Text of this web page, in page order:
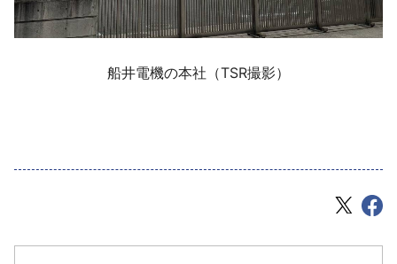
船井電機の本社（TSR撮影）